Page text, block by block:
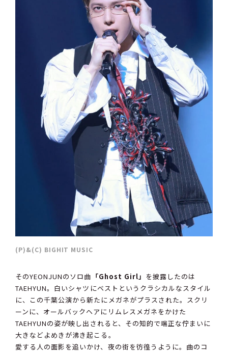
(P)&(C) BIGHIT MUSIC
そのYEONJUNのソロ曲 「Ghost Girl」 を披露したのは
TAEHYUN。白いシャツにベストというクラシカルなスタイル
に、この千葉公演から新たにメガネがプラスされた。スクリ
ーンに、オールバックヘアにリムレスメガネをかけた
TAEHYUNの姿が映し出されると、その知的で端正な佇まいに
大きなどよめきが沸き起こる。
愛する人の面影を追いかけ、夜の街を彷徨うように。曲のコ